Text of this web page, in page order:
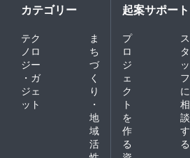
カテゴリー
テク
ノロ
ジー
・ガ
ジェ
ット
ま
ち
づ
く
り
・
地
域
活
起案サポート
プ
ロ
ジ
ェ
ク
ト
を
作
る
ス
タ
ッ
フ
に
相
談
す
る